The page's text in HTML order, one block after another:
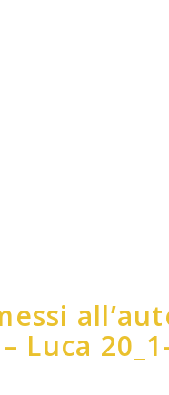
Luca